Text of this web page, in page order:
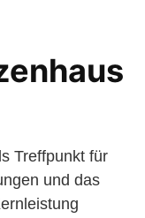
Treffpunkt für
und das